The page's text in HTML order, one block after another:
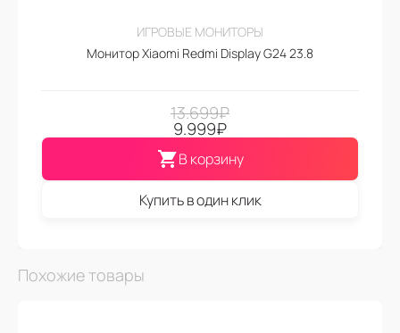
ИГРОВЫЕ МОНИТОРЫ
Монитор Xiaomi Redmi Display G24 23.8
13.699₽
9.999₽
В корзину
Купить в один клик
Похожие товары